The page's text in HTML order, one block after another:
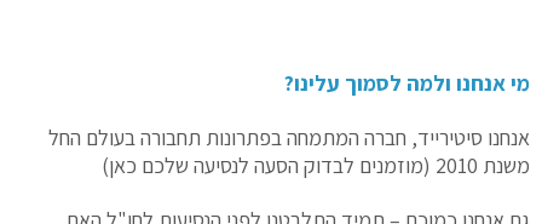
מי אנחנו ולמה לסמוך עלינו?
אנחנו סיטירייד, חברה המתמחה בפתרונות תחבורה בעולם החל
משנת 2010 (מוזמנים לבדוק הסעה לנסיעה שלכם
כאן)